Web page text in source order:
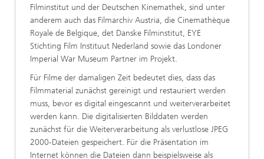
Filminstitut und der Deutschen Kinemathek, sind unter
anderem auch das Filmarchiv Austria, die Cinemathèque
Royale de Belgique, det Danske Filminstitut, EYE
Stichting Film Instituut Nederland sowie das Londoner
Imperial War Museum Partner im Projekt.
Für Filme der damaligen Zeit bedeutet dies, dass das
Filmmaterial zunächst gereinigt und restauriert werden
muss, bevor es digital eingescannt und weiterverarbeitet
werden kann. Die digitalisierten Bilddaten werden
zunächst für die Weiterverarbeitung als verlustlose JPEG
2000-Dateien gespeichert. Für die Präsentation im
Internet können die Dateien dann beispielsweise als